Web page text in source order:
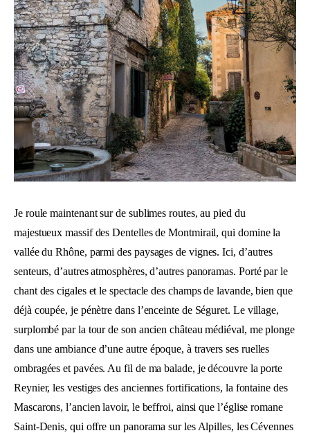
Je roule maintenant sur de sublimes routes, au pied du
majestueux massif des Dentelles de Montmirail, qui domine la
vallée du Rhône, parmi des paysages de vignes. Ici, d’autres
senteurs, d’autres atmosphères, d’autres panoramas. Porté par le
chant des cigales et le spectacle des champs de lavande, bien que
déjà coupée, je pénètre dans l’enceinte de Séguret. Le village,
surplombé par la tour de son ancien château médiéval, me plonge
dans une ambiance d’une autre époque, à travers ses ruelles
ombragées et pavées. Au fil de ma balade, je découvre la porte
Reynier, les vestiges des anciennes fortifications, la fontaine des
Mascarons, l’ancien lavoir, le beffroi, ainsi que l’église romane
Saint-Denis, qui offre un panorama sur les Alpilles, les Cévennes